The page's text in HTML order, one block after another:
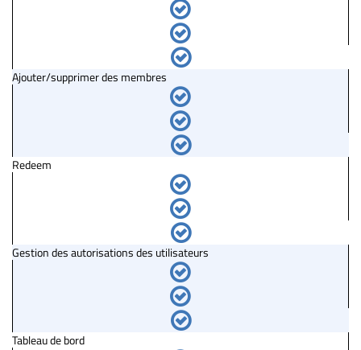
Ajouter/supprimer des membres
Redeem
Gestion des autorisations des utilisateurs
Tableau de bord